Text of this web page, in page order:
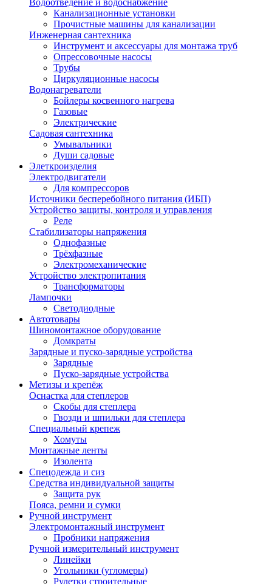
Водоотведение и водоснабжение
Канализационные установки
Прочистные машины для канализации
Инженерная сантехника
Инструмент и аксессуары для монтажа труб
Опрессовочные насосы
Трубы
Циркуляционные насосы
Водонагреватели
Бойлеры косвенного нагрева
Газовые
Электрические
Садовая сантехника
Умывальники
Души садовые
Элеткроизделия
Электродвигатели
Для компрессоров
Источники бесперебойного питания (ИБП)
Устройство защиты, контроля и управления
Реле
Стабилизаторы напряжения
Однофазные
Трёхфазные
Электромеханические
Устройство электропитания
Трансформаторы
Лампочки
Светодиодные
Автотовары
Шиномонтажное оборудование
Домкраты
Зарядные и пуско-зарядные устройства
Зарядные
Пуско-зарядные устройства
Метизы и крепёж
Оснастка для степлеров
Скобы для степлера
Гвозди и шпильки для степлера
Специальный крепеж
Хомуты
Монтажные ленты
Изолента
Спецодежда и сиз
Средства индивидуальной защиты
Защита рук
Пояса, ремни и сумки
Ручной инструмент
Электромонтажный инструмент
Пробники напряжения
Ручной измерительный инструмент
Линейки
Угольники (угломеры)
Рулетки строительные